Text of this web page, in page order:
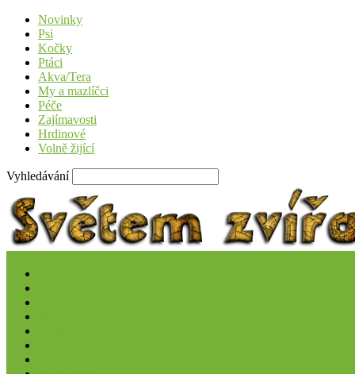
Novinky
Psi
Kočky
Ptáci
Akva/Tera
My a mazlíčci
Péče
Zajímavosti
Hrdinové
Volně žijící
Vyhledávání